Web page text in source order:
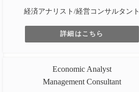
経済アナリスト/経営コンサルタント
詳細はこちら
Economic Analyst
Management Consultant